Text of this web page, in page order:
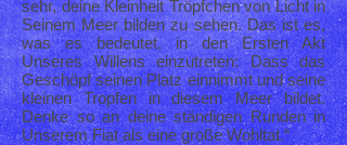
sehr, deine Kleinheit Tröpfchen von Licht in
Seinem Meer bilden zu sehen. Das ist es,
was es bedeutet, in den Ersten Akt
Unseres Willens einzutreten: Dass das
Geschöpf seinen Platz einnimmt und seine
kleinen Tropfen in diesem Meer bildet.
Denke so an deine ständigen Runden in
Unserem Fiat als eine große Wohltat.“